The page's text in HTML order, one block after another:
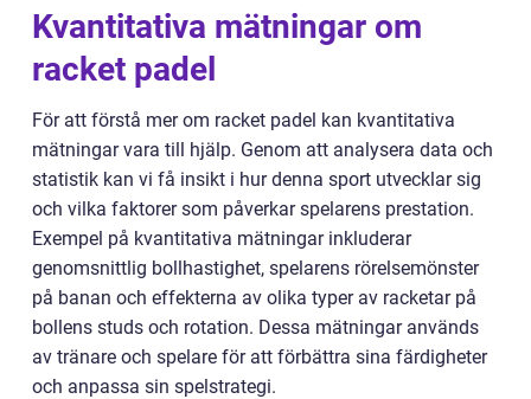
Kvantitativa mätningar om
racket padel
För att förstå mer om racket padel kan kvantitativa
mätningar vara till hjälp. Genom att analysera data och
statistik kan vi få insikt i hur denna sport utvecklar sig
och vilka faktorer som påverkar spelarens prestation.
Exempel på kvantitativa mätningar inkluderar
genomsnittlig bollhastighet, spelarens rörelsemönster
på banan och effekterna av olika typer av racketar på
bollens studs och rotation. Dessa mätningar används
av tränare och spelare för att förbättra sina färdigheter
och anpassa sin spelstrategi.